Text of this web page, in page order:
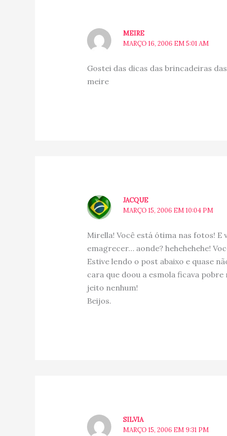
MEIRE
MARÇO 16, 2006 EM 5:01 AM
Gostei das dicas das brincadeiras
meire
JACQUE
MARÇO 15, 2006 EM 10:04 PM
Mirella! Você está ótima nas fotos! E
emagrecer… aonde? hehehehehe!
Estive lendo o post abaixo e quase
cara que doou a esmola ficava
jeito nenhum!
Beijos.
SILVIA
MARÇO 15, 2006 EM 9:31 PM